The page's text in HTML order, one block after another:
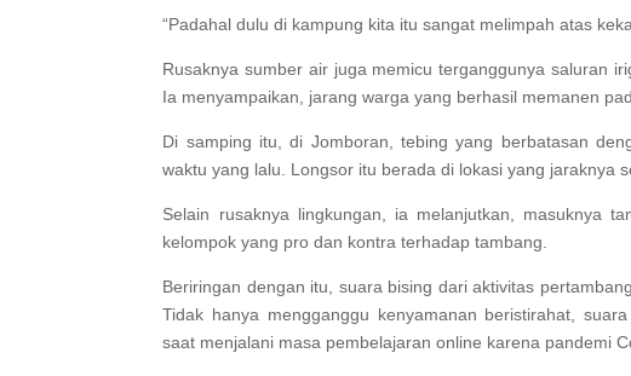
“Padahal dulu di kampung kita itu sangat melimpah atas
Rusaknya sumber air juga memicu terganggunya saluran
Ia menyampaikan, jarang warga yang berhasil memanen
Di samping itu, di Jomboran, tebing yang berbatasan
waktu yang lalu. Longsor itu berada di lokasi yang jaraknya
Selain rusaknya lingkungan, ia melanjutkan, masuknya
kelompok yang pro dan kontra terhadap tambang.
Beriringan dengan itu, suara bising dari aktivitas
Tidak hanya mengganggu kenyamanan beristirahat,
saat menjalani masa pembelajaran online karena pandemi